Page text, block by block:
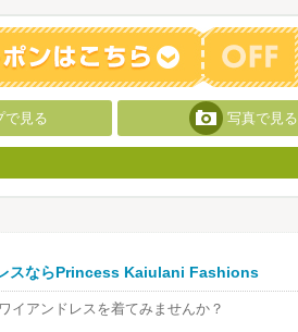
で見る 写真で見る
スならPrincess Kaiulani Fashions
イアンドレスを着てみませんか？